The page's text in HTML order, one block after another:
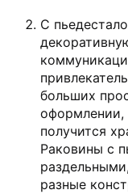
С
больших
оформлении,
получится
Раковины с
разные